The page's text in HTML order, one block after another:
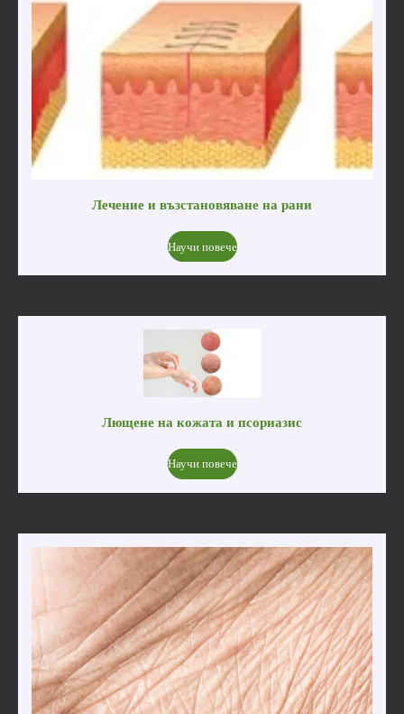
Лечение и възстановяване на рани
Научи повече
Лющене на кожата и псориазис
Научи повече